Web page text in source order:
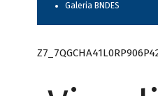
Galeria BNDES